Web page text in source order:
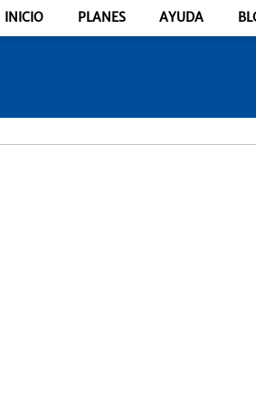
INICIO PLANES AYUDA